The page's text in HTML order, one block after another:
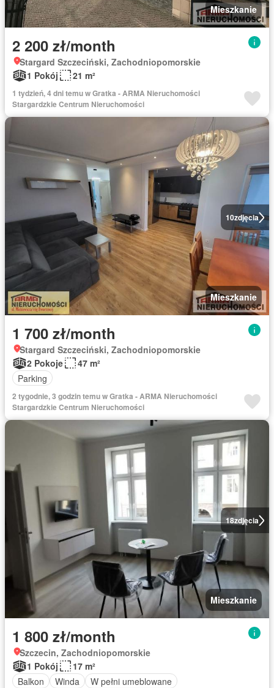
Mieszkanie
2 200 zł/month
Stargard Szczeciński, Zachodniopomorskie
1 Pokój
21 m²
1 tydzień, 4 dni temu w Gratka - ARMA Nieruchomości
Stargardzkie Centrum Nieruchomości
10zdjęcia
Mieszkanie
1 700 zł/month
Stargard Szczeciński, Zachodniopomorskie
2 Pokoje
47 m²
Parking
2 tygodnie, 3 godzin temu w Gratka - ARMA Nieruchomości
Stargardzkie Centrum Nieruchomości
18zdjęcia
Mieszkanie
1 800 zł/month
Szczecin, Zachodniopomorskie
1 Pokój
17 m²
Balkon
Winda W pełni umeblowane